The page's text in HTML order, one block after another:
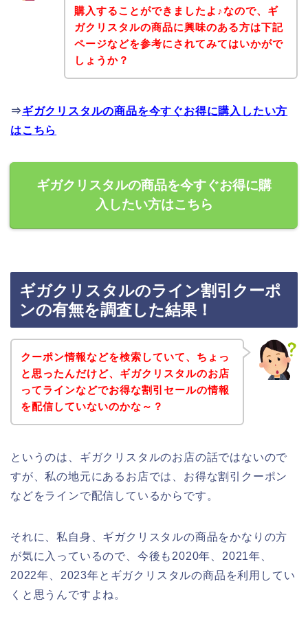
購入することができましたよ♪なので、ギ
ガクリスタルの商品に興味のある方は下記
ページなどを参考にされてみてはいかがで
しょうか？
⇒ギガクリスタルの商品を今すぐお得に購入したい方
はこちら
ギガクリスタルの商品を今すぐお得に購
入したい方はこちら
ギガクリスタルのライン割引クーポ
ンの有無を調査した結果！
クーポン情報などを検索していて、ちょっ
と思ったんだけど、ギガクリスタルのお店
ってラインなどでお得な割引セールの情報
を配信していないのかな～？
というのは、ギガクリスタルのお店の話ではないので
すが、私の地元にあるお店では、お得な割引クーポン
などをラインで配信しているからです。
それに、私自身、ギガクリスタルの商品をかなりの方
が気に入っているので、今後も2020年、2021年、
2022年、2023年とギガクリスタルの商品を利用してい
くと思うんですよね。